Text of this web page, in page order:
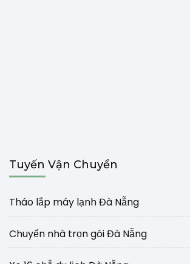
Tuyến Vận Chuyển
Tháo lắp máy lạnh Đà Nẵng
Chuyển nhà trọn gói Đà Nẵng